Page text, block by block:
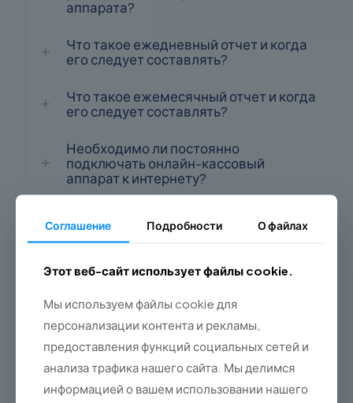
аппарата?
Что такое ежедневный отчет и когда
его следует составлять?
Что такое ежемесячный отчет и когда
его следует составлять?
Необходимо ли постоянно
подключать онлайн-кассовый
аппарат к интернету?
кассовый аппарат?
Будет ли возможность продолжать
использовать кассовые аппараты с
электронными копиями после 2022
года?
Обязательно ли иметь запасное
Соглашение Подробности О файлах
Этот веб-сайт использует файлы cookie.
Мы используем файлы cookie для
персонализации контента и рекламы,
предоставления функций социальных сетей и
анализа трафика нашего сайта. Мы делимся
информацией о вашем использовании нашего